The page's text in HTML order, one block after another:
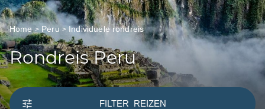
Home Peru Individuele rondreis
Rondreis Peru
FILTER REIZEN